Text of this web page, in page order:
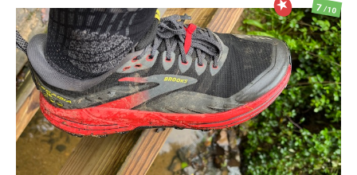
7/10